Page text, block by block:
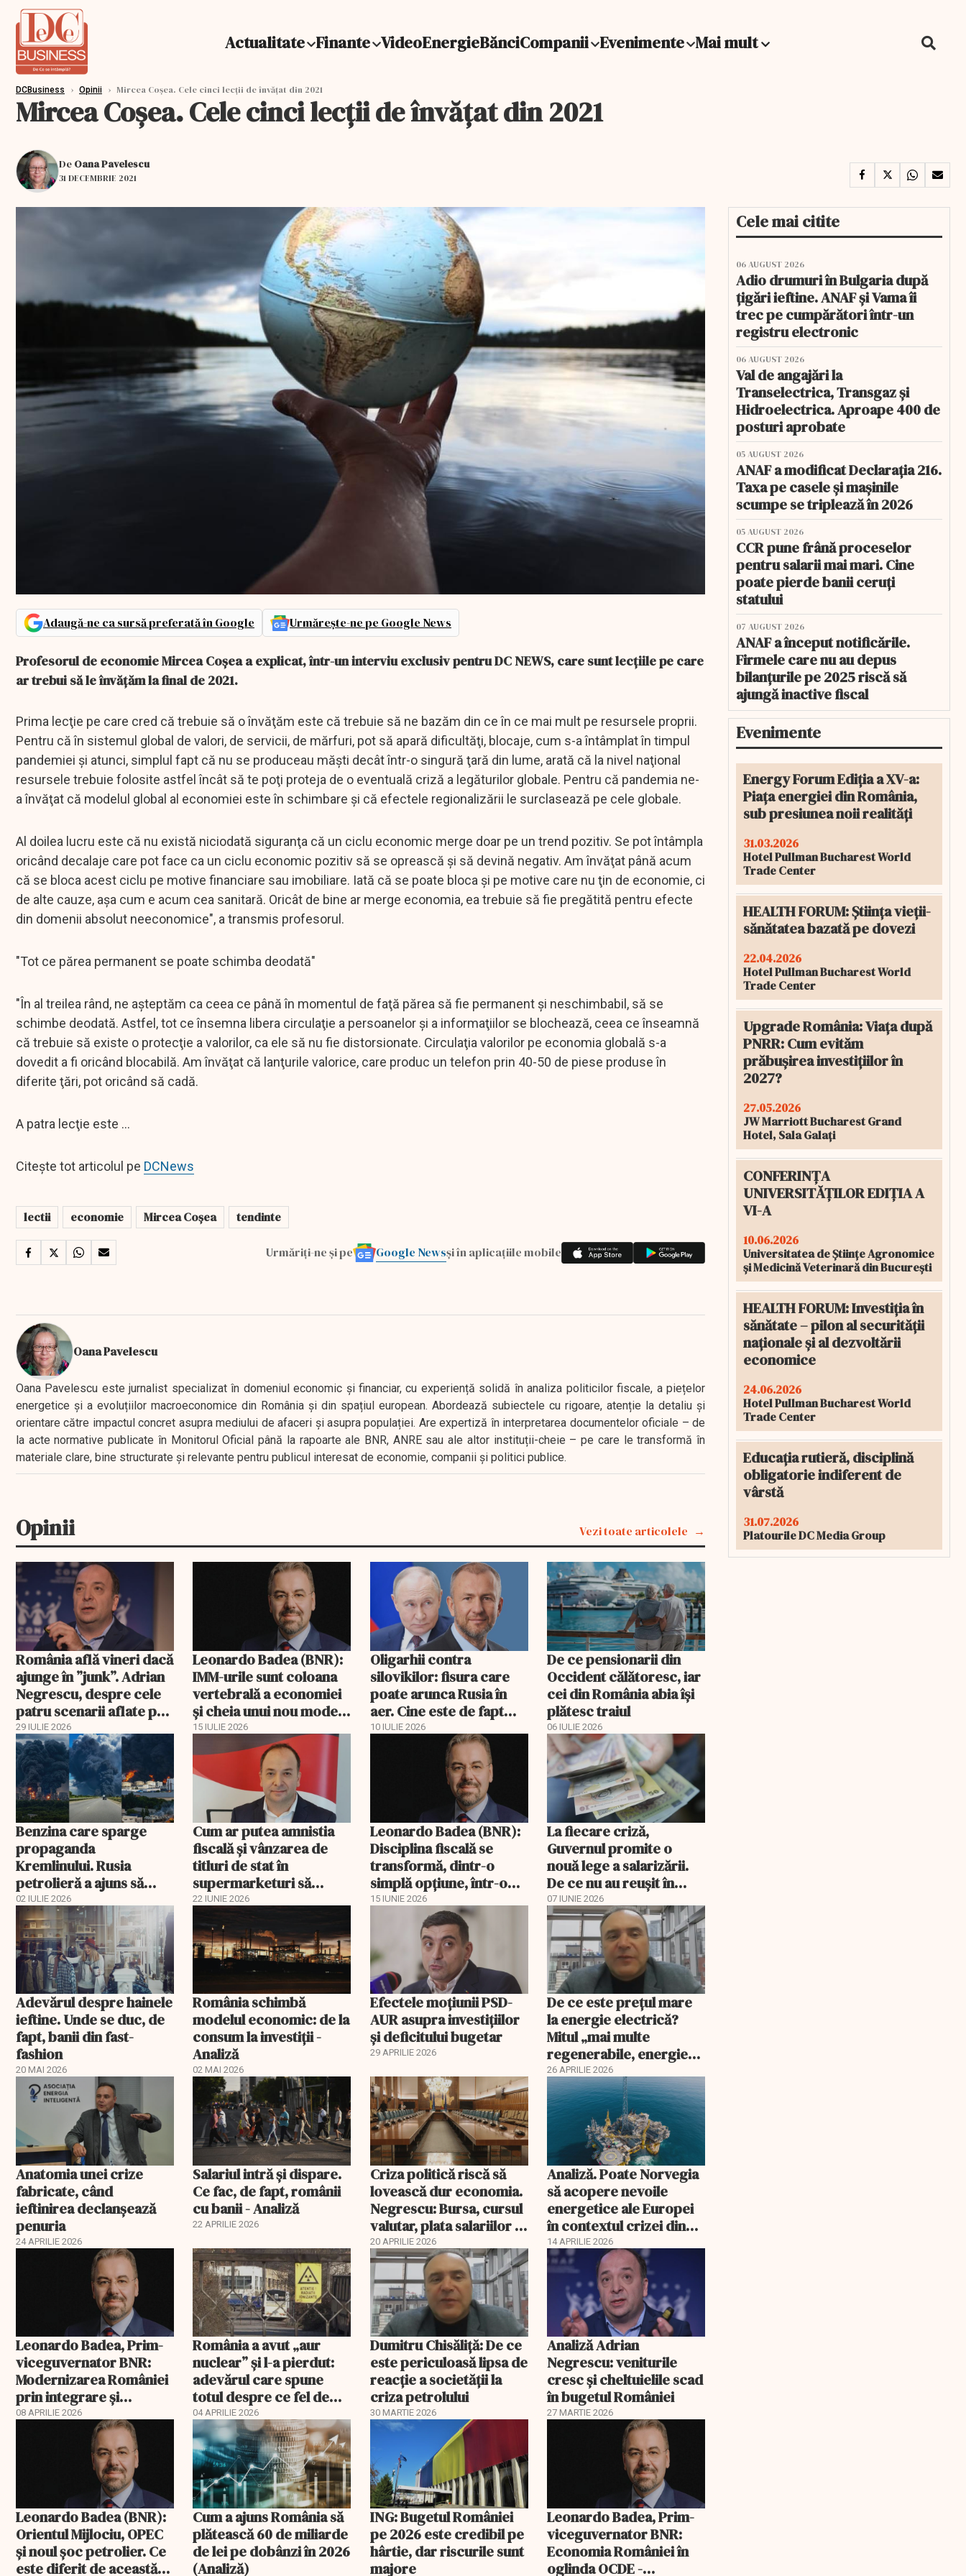
Actualitate Finante VideoEnergieBănciCompanii Evenimente Mai mult
DCBusiness › Opinii › Mircea Coșea. Cele cinci lecții de învățat din 2021
Mircea Coșea. Cele cinci lecții de învățat din 2021
De Oana Pavelescu
31 DECEMBRIE 2021
Adaugă-ne ca sursă preferată în Google Urmărește-ne pe Google News
Profesorul de economie Mircea Coşea a explicat, într-un interviu exclusiv pentru DC NEWS, care sunt lecţiile pe care
ar trebui să le învăţăm la final de 2021.
Prima lecţie pe care cred că trebuie să o învăţăm este că trebuie să ne bazăm din ce în ce mai mult pe resursele proprii.
Pentru că în sistemul global de valori, de servicii, de mărfuri, pot să apară dificultăţi, blocaje, cum s-a întâmplat în timpul
pandemiei şi atunci, simplul fapt că nu se produceau măşti decât într-o singură ţară din lume, arată că la nivel naţional
resursele trebuie folosite astfel încât să te poţi proteja de o eventuală criză a legăturilor globale. Pentru că pandemia ne-
a învăţat că modelul global al economiei este în schimbare şi că efectele regionalizării le surclasează pe cele globale.
Al doilea lucru este că nu există niciodată siguranţa că un ciclu economic merge doar pe un trend pozitiv. Se pot întâmpla
oricând decalaje care pot face ca un ciclu economic pozitiv să se oprească şi să devină negativ. Am învăţat până acum
că se bloca acest ciclu pe motive financiare sau imobiliare. Iată că se poate bloca şi pe motive care nu ţin de economie, ci
de alte cauze, aşa cum e acum cea sanitară. Oricât de bine ar merge economia, ea trebuie să fie pregătită pentru efecte
din domenii absolut neeconomice", a transmis profesorul.
"Tot ce părea permanent se poate schimba deodată"
"În al treilea rând, ne aşteptăm ca ceea ce până în momentul de faţă părea să fie permanent şi neschimbabil, să se
schimbe deodată. Astfel, tot ce însemna libera circulaţie a persoanelor şi a informaţiilor se blochează, ceea ce înseamnă
că trebuie să existe o protecţie a valorilor, ca ele să nu fie distorsionate. Circulaţia valorilor pe economia globală s-a
dovedit a fi oricând blocabilă. Am învăţat că lanţurile valorice, care produc un telefon prin 40-50 de piese produse în
diferite ţări, pot oricând să cadă.
A patra lecţie este ...
Citește tot articolul pe DCNews
lectii economie Mircea Coșea tendinte
Urmăriți-ne și pe Google Newsși în aplicațiile mobile
Oana Pavelescu
Oana Pavelescu este jurnalist specializat în domeniul economic și financiar, cu experiență solidă în analiza politicilor fiscale, a piețelor
energetice și a evoluțiilor macroeconomice din România și din spațiul european. Abordează subiectele cu rigoare, atenție la detaliu și
orientare către impactul concret asupra mediului de afaceri și asupra populației. Are expertiză în interpretarea documentelor oficiale – de
la acte normative publicate în Monitorul Oficial până la rapoarte ale BNR, ANRE sau ale altor instituții-cheie – pe care le transformă în
materiale clare, bine structurate și relevante pentru publicul interesat de economie, companii și politici publice.
Opinii Vezi toate articolele
România află vineri dacă
ajunge în ”junk”. Adrian
Negrescu, despre cele
patru scenarii aflate pe
masa Fitch
29 IULIE 2026
Leonardo Badea (BNR):
IMM-urile sunt coloana
vertebrală a economiei
și cheia unui nou model
de creștere
15 IULIE 2026
Oligarhii contra
silovikilor: fisura care
poate arunca Rusia în
aer. Cine este de fapt
Andrei Melnicenko
10 IULIE 2026
De ce pensionarii din
Occident călătoresc, iar
cei din România abia își
plătesc traiul
06 IULIE 2026
Benzina care sparge
propaganda
Kremlinului. Rusia
petrolieră a ajuns să
explice de ce nu mai are
combustibil la pompă
02 IULIE 2026
Cum ar putea amnistia
fiscală și vânzarea de
titluri de stat în
supermarketuri să
salveze bugetul
României
22 IUNIE 2026
Leonardo Badea (BNR):
Disciplina fiscală se
transformă, dintr-o
simplă opțiune, într-o
condiție de
supraviețuire
15 IUNIE 2026
La fiecare criză,
Guvernul promite o
nouă lege a salarizării.
De ce nu au reușit în
2009?
07 IUNIE 2026
Adevărul despre hainele
ieftine. Unde se duc, de
fapt, banii din fast-
fashion
20 MAI 2026
România schimbă
modelul economic: de la
consum la investiții -
Analiză
02 MAI 2026
Efectele moțiunii PSD-
AUR asupra investițiilor
și deficitului bugetar
29 APRILIE 2026
De ce este prețul mare
la energie electrică?
Mitul „mai multe
regenerabile, energie
mai ieftină” este fals
26 APRILIE 2026
Anatomia unei crize
fabricate, când
ieftinirea declanșează
penuria
24 APRILIE 2026
Salariul intră și dispare.
Ce fac, de fapt, românii
cu banii - Analiză
22 APRILIE 2026
Criza politică riscă să
lovească dur economia.
Negrescu: Bursa, cursul
valutar, plata salariilor şi
a pensiilor, sub presiune
20 APRILIE 2026
Analiză. Poate Norvegia
să acopere nevoile
energetice ale Europei
în contextul crizei din
Iran?
14 APRILIE 2026
Leonardo Badea, Prim-
viceguvernator BNR:
Modernizarea României
prin integrare și
convergență
08 APRILIE 2026
România a avut „aur
nuclear” și l-a pierdut:
adevărul care spune
totul despre ce fel de
conducători avem
04 APRILIE 2026
Dumitru Chisăliță: De ce
este periculoasă lipsa de
reacție a societății la
criza petrolului
30 MARTIE 2026
Analiză Adrian
Negrescu: veniturile
cresc și cheltuielile scad
în bugetul României
27 MARTIE 2026
Leonardo Badea (BNR):
Orientul Mijlociu, OPEC
și noul șoc petrolier. Ce
este diferit de această
Cum a ajuns România să
plătească 60 de miliarde
de lei pe dobânzi în 2026
(Analiză)
ING: Bugetul României
pe 2026 este credibil pe
hârtie, dar riscurile sunt
majore
Leonardo Badea, Prim-
viceguvernator BNR:
Economia României în
oglinda OCDE -
Cele mai citite
06 AUGUST 2026
Adio drumuri în Bulgaria după
țigări ieftine. ANAF și Vama îi
trec pe cumpărători într-un
registru electronic
06 AUGUST 2026
Val de angajări la
Transelectrica, Transgaz și
Hidroelectrica. Aproape 400 de
posturi aprobate
05 AUGUST 2026
ANAF a modificat Declarația 216.
Taxa pe casele și mașinile
scumpe se triplează în 2026
05 AUGUST 2026
CCR pune frână proceselor
pentru salarii mai mari. Cine
poate pierde banii ceruți
statului
07 AUGUST 2026
ANAF a început notificările.
Firmele care nu au depus
bilanțurile pe 2025 riscă să
ajungă inactive fiscal
Evenimente
Energy Forum Ediția a XV-a:
Piața energiei din România,
sub presiunea noii realități
31.03.2026
Hotel Pullman Bucharest World
Trade Center
HEALTH FORUM: Știința vieții-
sănătatea bazată pe dovezi
22.04.2026
Hotel Pullman Bucharest World
Trade Center
Upgrade România: Viața după
PNRR: Cum evităm
prăbușirea investițiilor în
2027?
27.05.2026
JW Marriott Bucharest Grand
Hotel, Sala Galați
CONFERINȚA
UNIVERSITĂȚILOR EDIȚIA A
VI-A
10.06.2026
Universitatea de Științe Agronomice
și Medicină Veterinară din București
HEALTH FORUM: Investiția în
sănătate – pilon al securității
naționale și al dezvoltării
economice
24.06.2026
Hotel Pullman Bucharest World
Trade Center
Educația rutieră, disciplină
obligatorie indiferent de
vârstă
31.07.2026
Platourile DC Media Group